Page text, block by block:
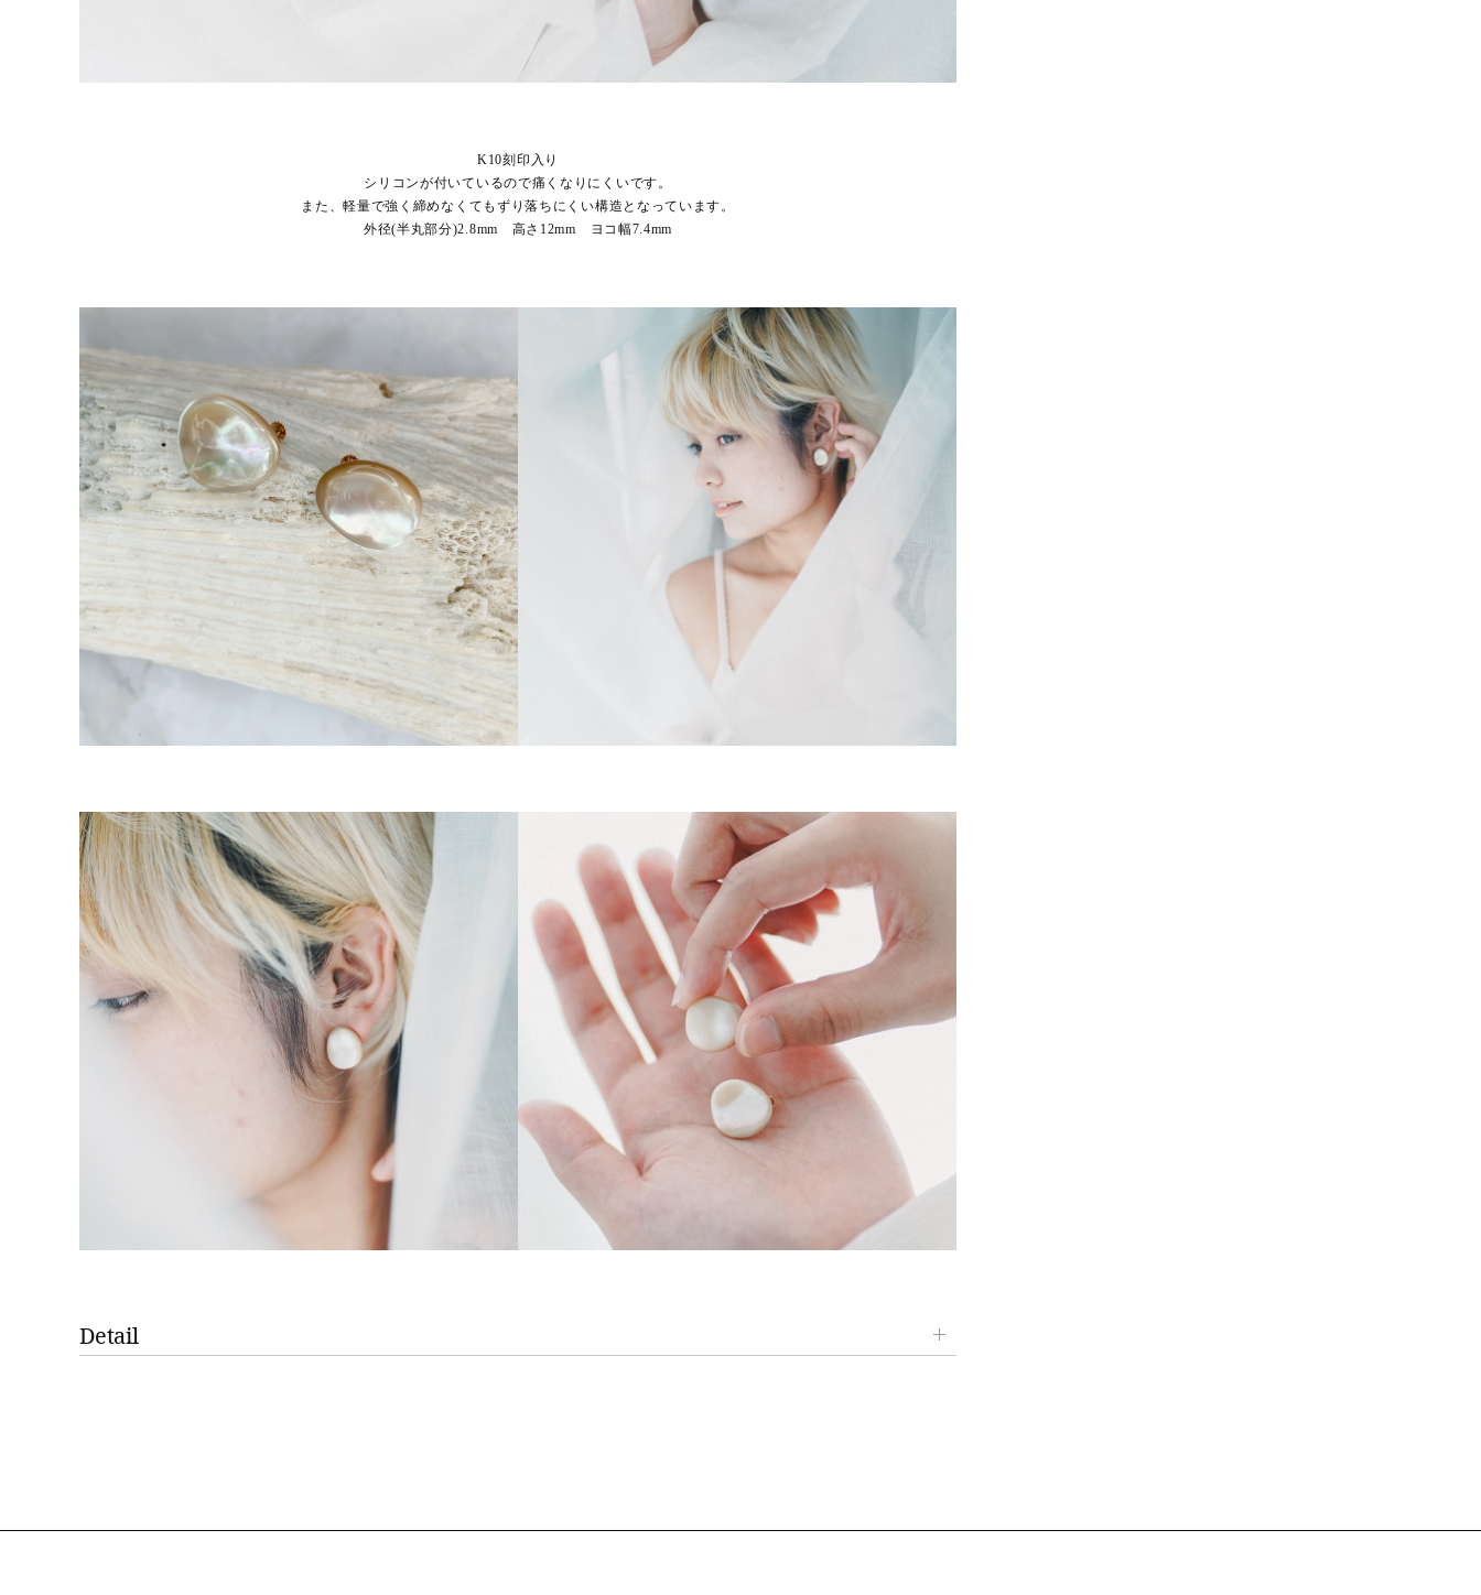
K10刻印入り
シリコンが付いているので痛くなりにくいです。
また、軽量で強く締めなくてもずり落ちにくい構造となっています。
外径(半丸部分)2.8mm 高さ12mm ヨコ幅7.4mm
Detail
※職人が1点づつ手作業で削る為、同じデザイン・色味でも使用する貝や部位によって見え方が異なります。